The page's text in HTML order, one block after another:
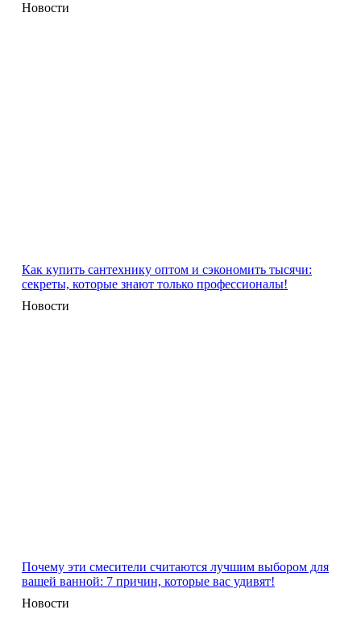
Новости
Как купить сантехнику оптом и сэкономить тысячи:
секреты, которые знают только профессионалы!
Новости
Почему эти смесители считаются лучшим выбором для
вашей ванной: 7 причин, которые вас удивят!
Новости